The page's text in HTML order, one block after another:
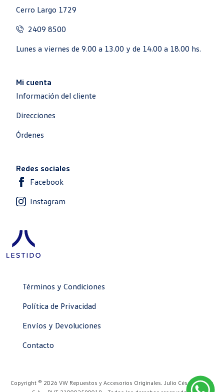
PISTÓN 82,51
2GK845011F NVB
$U 68.194 iva incl.
2H0498099F